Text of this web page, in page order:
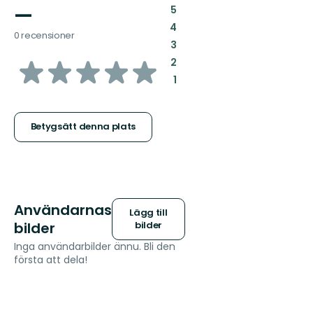
—
0 recensioner
av
stjärnor
Betygsätt denna plats
5:
4:
3:
2:
1:
Användarnas
bilder
Lägg till
bilder
Inga användarbilder ännu. Bli den
första att dela!